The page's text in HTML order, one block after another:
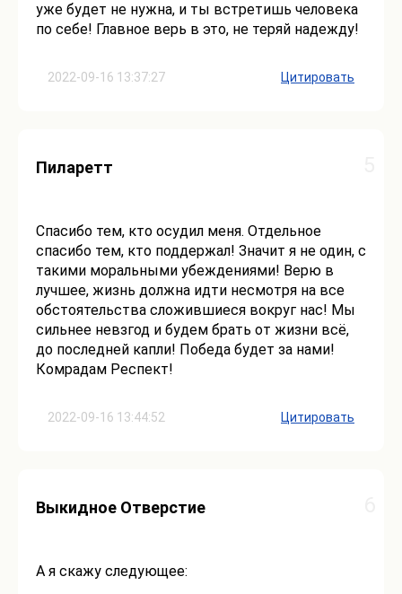
2022-09-16 13:37:27
уже будет не нужна, и ты встретишь человека
по себе! Главное верь в это, не теряй надежду!
Цитировать
2022-09-16 13:44:52
Пиларетт
Спасибо тем, кто осудил меня. Отдельное
спасибо тем, кто поддержал! Значит я не один, с
такими моральными убеждениями! Верю в
лучшее, жизнь должна идти несмотря на все
обстоятельства сложившиеся вокруг нас! Мы
сильнее невзгод и будем брать от жизни всё,
до последней капли! Победа будет за нами!
Комрадам Респект!
Цитировать
Выкидное Отверстие
А я скажу следующее: